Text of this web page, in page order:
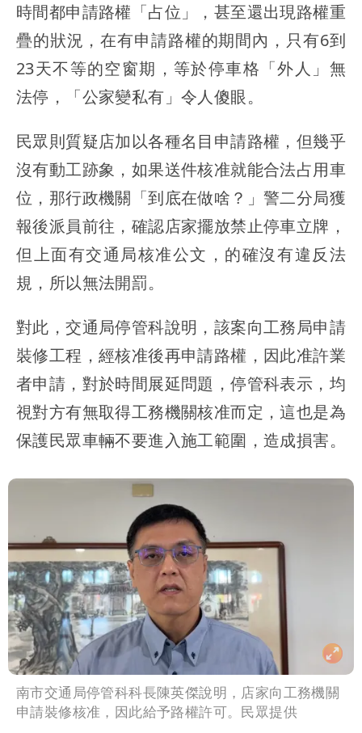
時間都申請路權「占位」，甚至還出現路權重
疊的狀況，在有申請路權的期間內，只有6到
23天不等的空窗期，等於停車格「外人」無
法停，「公家變私有」令人傻眼。
民眾則質疑店加以各種名目申請路權，但幾乎
沒有動工跡象，如果送件核准就能合法占用車
位，那行政機關「到底在做啥？」警二分局獲
報後派員前往，確認店家擺放禁止停車立牌，
但上面有交通局核准公文，的確沒有違反法
規，所以無法開罰。
對此，交通局停管科說明，該案向工務局申請
裝修工程，經核准後再申請路權，因此准許業
者申請，對於時間展延問題，停管科表示，均
視對方有無取得工務機關核准而定，這也是為
保護民眾車輛不要進入施工範圍，造成損害。
南市交通局停管科科長陳英傑說明，店家向工務機關
申請裝修核准，因此給予路權許可。民眾提供